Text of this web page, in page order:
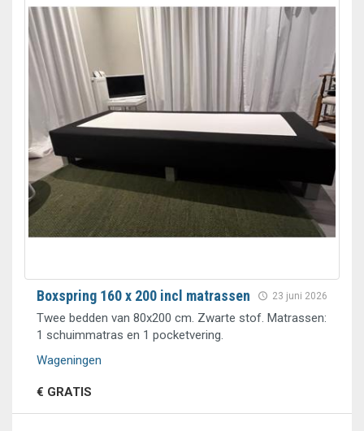
23 juni 2026
Boxspring 160 x 200 incl matrassen
Twee bedden van 80x200 cm. Zwarte stof. Matrassen:
1 schuimmatras en 1 pocketvering.
Wageningen
€ GRATIS